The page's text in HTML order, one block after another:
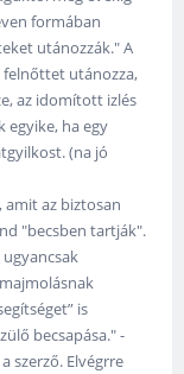
formában
utánozzák." A
felnőttet utánozza,
az idomított izlés
egyike, ha egy
(na jó
amit az biztosan
"becsben tartják".
is
becsapása." -
szerző. Elvégrre